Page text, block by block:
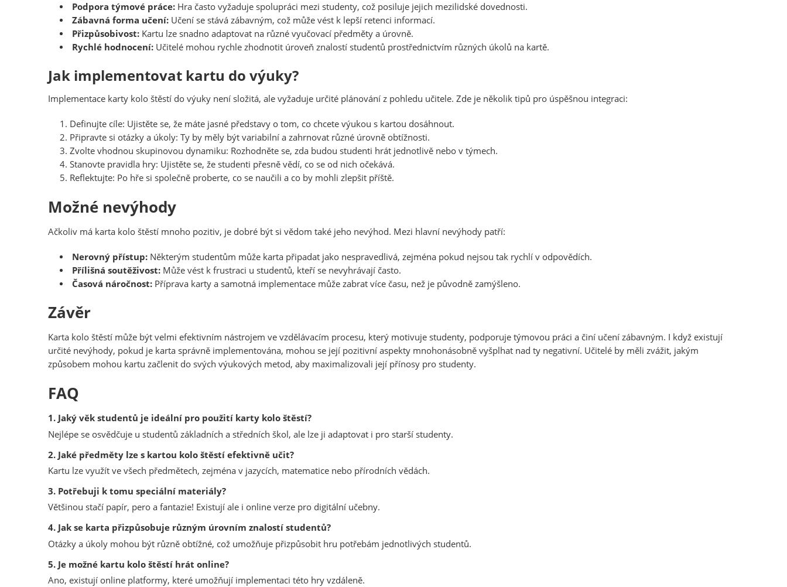
Podpora týmové práce:Hra často vyžaduje spolupráci mezi studenty, což posiluje jejich mezilidské dovednosti.
Zábavná forma učení:Učení se stává zábavným, což může vést k lepší retenci informací.
Přizpůsobivost:Kartu lze snadno adaptovat na různé vyučovací předměty a úrovně.
Rychlé hodnocení:Učitelé mohou rychle zhodnotit úroveň znalostí studentů prostřednictvím různých úkolů na kartě.
Jak implementovat kartu do výuky?
Implementace karty kolo štěstí do výuky není složitá, ale vyžaduje určité plánování z pohledu učitele. Zde je několik tipů pro úspěšnou integraci:
Definujte cíle: Ujistěte se, že máte jasné představy o tom, co chcete výukou s kartou dosáhnout.
Připravte si otázky a úkoly: Ty by měly být variabilní a zahrnovat různé úrovně obtížnosti.
Zvolte vhodnou skupinovou dynamiku: Rozhodněte se, zda budou studenti hrát jednotlivě nebo v týmech.
Stanovte pravidla hry: Ujistěte se, že studenti přesně vědí, co se od nich očekává.
Reflektujte: Po hře si společně proberte, co se naučili a co by mohli zlepšit příště.
Možné nevýhody
Ačkoliv má karta kolo štěstí mnoho pozitiv, je dobré být si vědom také jeho nevýhod. Mezi hlavní nevýhody patří:
Nerovný přístup:Některým studentům může karta připadat jako nespravedlivá, zejména pokud nejsou tak rychlí v odpovědích.
Přílišná soutěživost:Může vést k frustraci u studentů, kteří se nevyhrávají často.
Časová náročnost:Příprava karty a samotná implementace může zabrat více času, než je původně zamýšleno.
Závěr
Karta kolo štěstí může být velmi efektivním nástrojem ve vzdělávacím procesu, který motivuje studenty, podporuje týmovou práci a činí učení zábavným. I když existují
určité nevýhody, pokud je karta správně implementována, mohou se její pozitivní aspekty mnohonásobně vyšplhat nad ty negativní. Učitelé by měli zvážit, jakým
způsobem mohou kartu začlenit do svých výukových metod, aby maximalizovali její přínosy pro studenty.
FAQ
1. Jaký věk studentů je ideální pro použití karty kolo štěstí?
Nejlépe se osvědčuje u studentů základních a středních škol, ale lze ji adaptovat i pro starší studenty.
2. Jaké předměty lze s kartou kolo štěstí efektivně učit?
Kartu lze využít ve všech předmětech, zejména v jazycích, matematice nebo přírodních vědách.
3. Potřebuji k tomu speciální materiály?
Většinou stačí papír, pero a fantazie! Existují ale i online verze pro digitální učebny.
4. Jak se karta přizpůsobuje různým úrovním znalostí studentů?
Otázky a úkoly mohou být různě obtížné, což umožňuje přizpůsobit hru potřebám jednotlivých studentů.
5. Je možné kartu kolo štěstí hrát online?
Ano, existují online platformy, které umožňují implementaci této hry vzdáleně.